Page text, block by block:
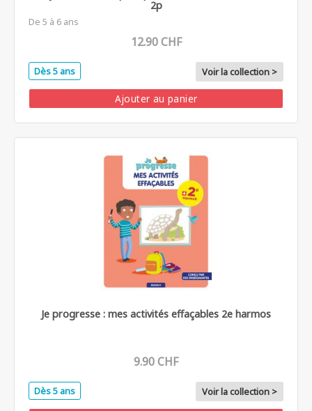
2p
De 5 à 6 ans
12.90 CHF
Dès 5 ans Voir la collection >
Ajouter au panier
Je progresse : mes activités effaçables 2e harmos
9.90 CHF
Dès 5 ans Voir la collection >